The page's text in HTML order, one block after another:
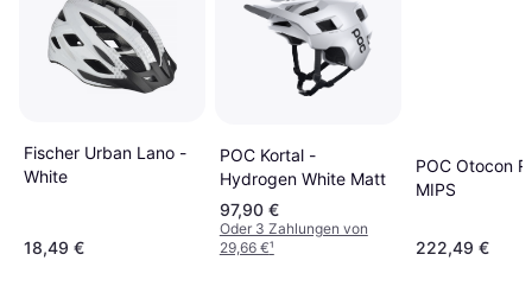
Fischer Urban Lano -
White
18,49 €
POC Kortal -
Hydrogen White Matt
97,90 €
Oder 3 Zahlungen von
29,66 €¹
POC Otocon
MIPS
222,49 €